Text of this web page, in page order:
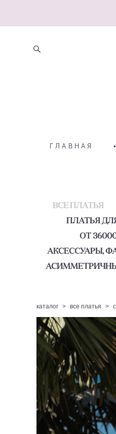
ГЛАВНАЯ •
ВСЕ ПЛАТЬЯ
ПЛАТЬЯ
ОТ
АКСЕССУАРЫ,
каталог > все платья >